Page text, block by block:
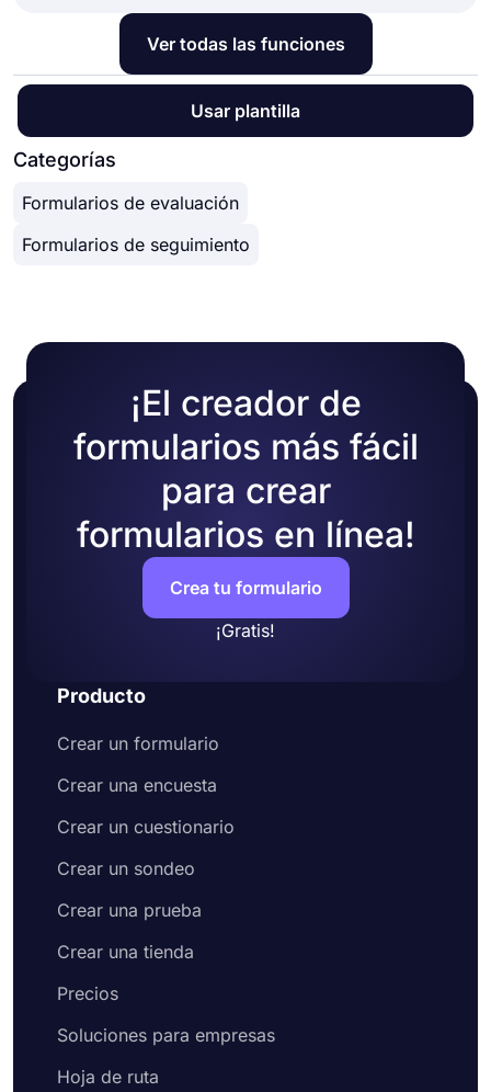
Ver todas las funciones
Usar plantilla
Categorías
Formularios de evaluación
Formularios de seguimiento
¡El creador de
formularios más fácil
para crear
formularios en línea!
Crea tu formulario
¡Gratis!
Producto
Crear un formulario
Crear una encuesta
Crear un cuestionario
Crear un sondeo
Crear una prueba
Crear una tienda
Precios
Soluciones para empresas
Hoja de ruta